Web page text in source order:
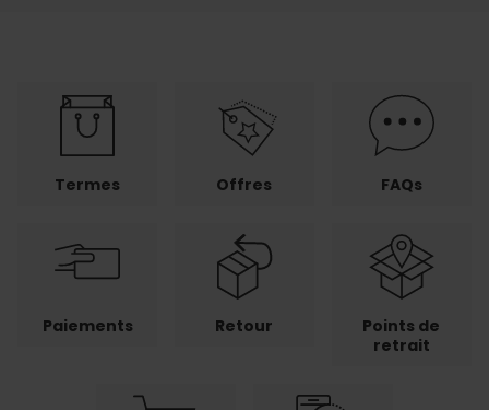
Termes Offres FAQs
Paiements Retour
Points de
retrait